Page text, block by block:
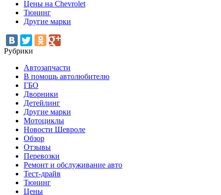
Цены на Chevrolet
Тюнинг
Другие марки
Рубрики
Автозапчасти
В помощь автолюбителю
ГБО
Дворники
Детейлинг
Другие марки
Мотоциклы
Новости Шевроле
Обзор
Отзывы
Перевозки
Ремонт и обслуживание авто
Тест-драйв
Тюнинг
Цены